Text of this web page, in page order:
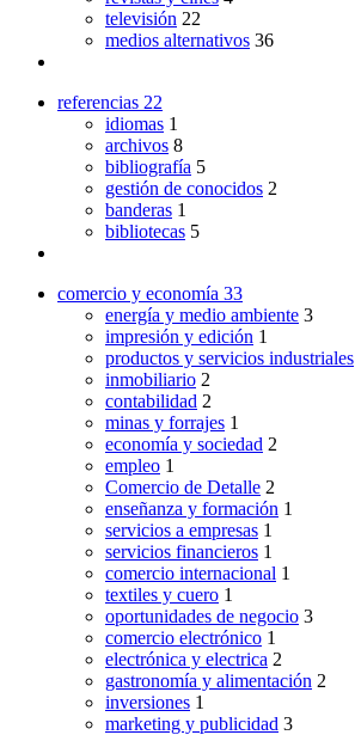
televisión 22
medios alternativos 36
referencias 22
idiomas 1
archivos 8
bibliografía 5
gestión de conocidos 2
banderas 1
bibliotecas 5
comercio y economía 33
energía y medio ambiente 3
impresión y edición 1
productos y servicios industriales
inmobiliario 2
contabilidad 2
minas y forrajes 1
economía y sociedad 2
empleo 1
Comercio de Detalle 2
enseñanza y formación 1
servicios a empresas 1
servicios financieros 1
comercio internacional 1
textiles y cuero 1
oportunidades de negocio 3
comercio electrónico 1
electrónica y electrica 2
gastronomía y alimentación 2
inversiones 1
marketing y publicidad 3